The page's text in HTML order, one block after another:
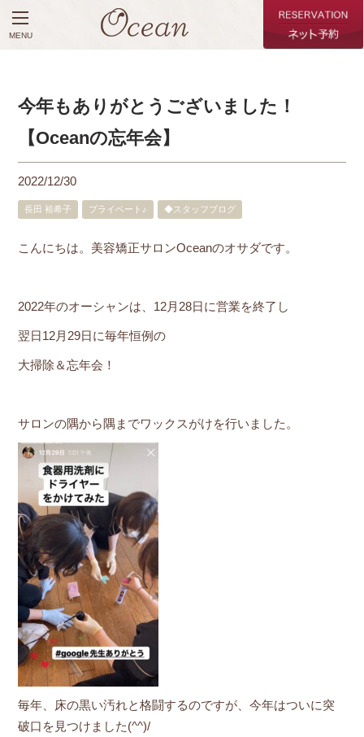
MENU
今年もありがとうございました！
【Oceanの忘年会】
2022/12/30
長田 裕希子 プライベート♪ ◆スタッフブログ
こんにちは。美容矯正サロンOceanのオサダです。
2022年のオーシャンは、12月28日に営業を終了し
翌日12月29日に毎年恒例の
大掃除＆忘年会！
サロンの隅から隅までワックスがけを行いました。
毎年、床の黒い汚れと格闘するのですが、今年はついに突
破口を見つけました(^^)/